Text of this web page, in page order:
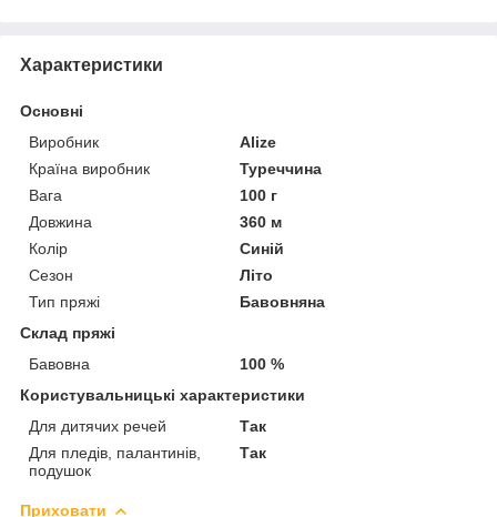
Характеристики
Основні
Виробник
Alize
Країна виробник
Туреччина
Вага
100 г
Довжина
360 м
Колір
Синій
Сезон
Літо
Тип пряжі
Бавовняна
Склад пряжі
Бавовна
100 %
Користувальницькі характеристики
Для дитячих речей
Так
Для пледів, палантинів,
подушок
Так
Приховати